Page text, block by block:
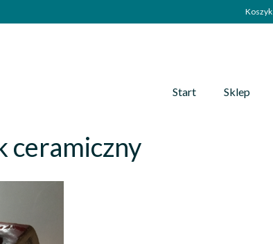
Koszyk
Start Sklep
ceramiczny